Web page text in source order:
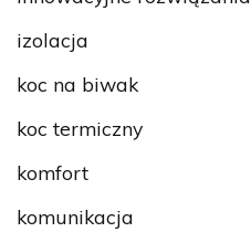
izolacja
koc na biwak
koc termiczny
komfort
komunikacja